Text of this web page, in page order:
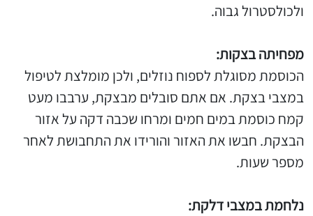
ולכולסטרול גבוה.
מפחיתה בצקות:
הכוסמת מסוגלת לספוח נוזלים, ולכן מומלצת לטיפול
במצבי בצקת. אם אתם סובלים מבצקת, ערבבו מעט
קמח כוסמת במים חמים ומרחו שכבה דקה על אזור
הבצקת. חבשו את האזור והורידו את התחבושת לאחר
מספר שעות.
נלחמת במצבי דלקת: